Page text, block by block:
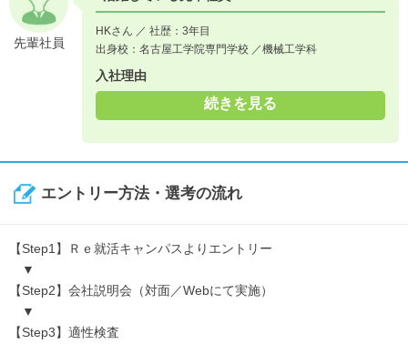
先輩社員
HKさん ／ 社歴：3年目
出身校：名古屋工学院専門学校 ／機械工学科
入社理由
続きを見る
エントリー方法・選考の流れ
【Step1】Ｒｅ就活キャンパスよりエントリー
▼
【Step2】会社説明会（対面／Webにて実施）
▼
【Step3】適性検査